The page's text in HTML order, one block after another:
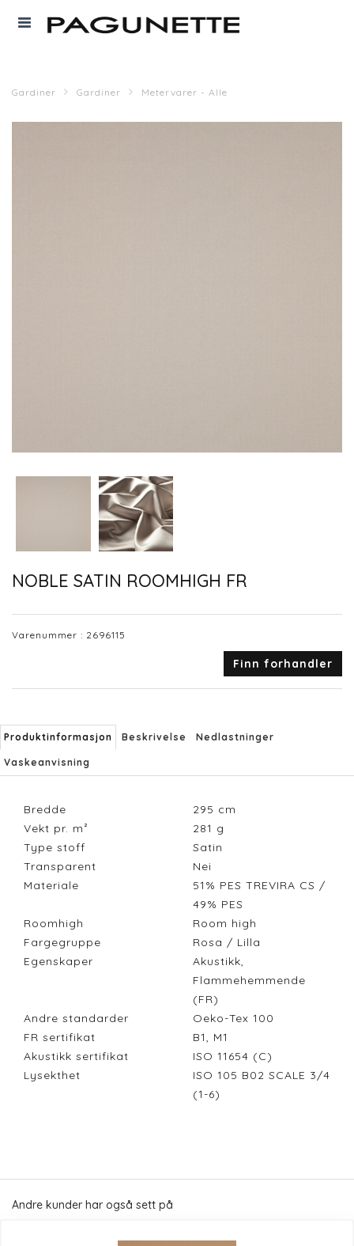
Gardiner Gardiner Metervarer - Alle
NOBLE SATIN ROOMHIGH FR
Varenummer : 2696115
Finn forhandler
Produktinformasjon Beskrivelse Nedlastninger
Vaskeanvisning
Bredde 295 cm
Vekt pr. m²
281 g
Type stoff
Satin
Transparent
Nei
Materiale
51% PES TREVIRA CS /
49% PES
Roomhigh
Room high
Fargegruppe
Rosa / Lilla
Egenskaper
Akustikk,
Flammehemmende
(FR)
Andre standarder
Oeko-Tex 100
FR sertifikat
B1, M1
Akustikk sertifikat
ISO 11654 (C)
Lysekthet
ISO 105 B02 SCALE 3/4
(1-6)
Andre kunder har også sett på